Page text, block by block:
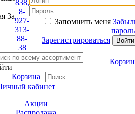
3а
838,
8-
927-
313-
88-
38
Запомнить меня Забыли
пароль?
Зарегистрироваться
Корзина
Корзина
кабинет
Акции